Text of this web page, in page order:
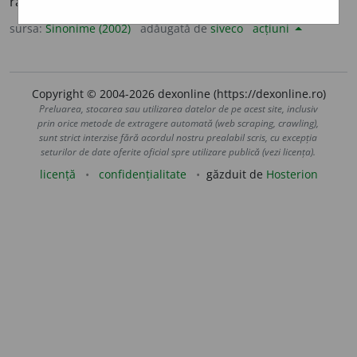
sursa:Sinonime (2002) adăugată desiveco acțiuni
Copyright © 2004-2026 dexonline (https://dexonline.ro)
Preluarea, stocarea sau utilizarea datelor de pe acest site, inclusiv
prin orice metode de extragere automată (web scraping, crawling),
sunt strict interzise fără acordul nostru prealabil scris, cu excepția
seturilor de date oferite oficial spre utilizare publică (vezi licența).
licență confidențialitate găzduit de Hosterion